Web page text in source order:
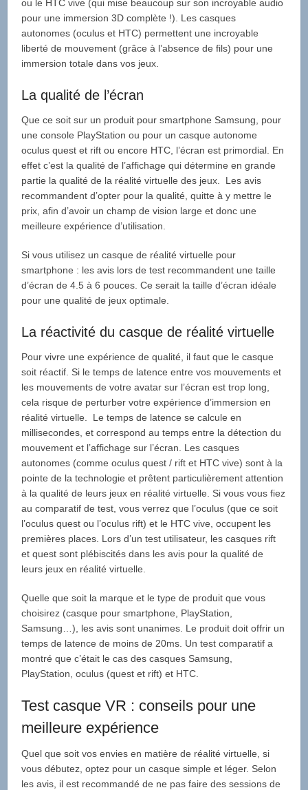
ou le HTC vive (qui mise beaucoup sur son incroyable audio
pour une immersion 3D complète !). Les casques
autonomes (oculus et HTC) permettent une incroyable
liberté de mouvement (grâce à l’absence de fils) pour une
immersion totale dans vos jeux.
La qualité de l’écran
Que ce soit sur un produit pour smartphone Samsung, pour
une console PlayStation ou pour un casque autonome
oculus quest et rift ou encore HTC, l’écran est primordial. En
effet c’est la qualité de l’affichage qui détermine en grande
partie la qualité de la réalité virtuelle des jeux. Les avis
recommandent d’opter pour la qualité, quitte à y mettre le
prix, afin d’avoir un champ de vision large et donc une
meilleure expérience d’utilisation.
Si vous utilisez un casque de réalité virtuelle pour
smartphone : les avis lors de test recommandent une taille
d’écran de 4.5 à 6 pouces. Ce serait la taille d’écran idéale
pour une qualité de jeux optimale.
La réactivité du casque de réalité virtuelle
Pour vivre une expérience de qualité, il faut que le casque
soit réactif. Si le temps de latence entre vos mouvements et
les mouvements de votre avatar sur l’écran est trop long,
cela risque de perturber votre expérience d’immersion en
réalité virtuelle. Le temps de latence se calcule en
millisecondes, et correspond au temps entre la détection du
mouvement et l’affichage sur l’écran. Les casques
autonomes (comme oculus quest / rift et HTC vive) sont à la
pointe de la technologie et prêtent particulièrement attention
à la qualité de leurs jeux en réalité virtuelle. Si vous vous fiez
au comparatif de test, vous verrez que l’oculus (que ce soit
l’oculus quest ou l’oculus rift) et le HTC vive, occupent les
premières places. Lors d’un test utilisateur, les casques rift
et quest sont plébiscités dans les avis pour la qualité de
leurs jeux en réalité virtuelle.
Quelle que soit la marque et le type de produit que vous
choisirez (casque pour smartphone, PlayStation,
Samsung…), les avis sont unanimes. Le produit doit offrir un
temps de latence de moins de 20ms. Un test comparatif a
montré que c’était le cas des casques Samsung,
PlayStation, oculus (quest et rift) et HTC.
Test casque VR : conseils pour une
meilleure expérience
Quel que soit vos envies en matière de réalité virtuelle, si
vous débutez, optez pour un casque simple et léger. Selon
les avis, il est recommandé de ne pas faire des sessions de